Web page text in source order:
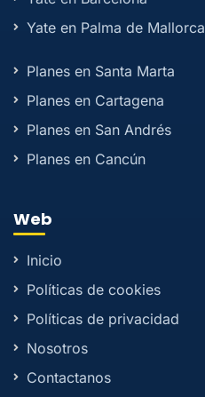
Yate en Palma de Mallorca
Planes en Santa Marta
Planes en Cartagena
Planes en San Andrés
Planes en Cancún
Web
Inicio
Políticas de cookies
Políticas de privacidad
Nosotros
Contactanos